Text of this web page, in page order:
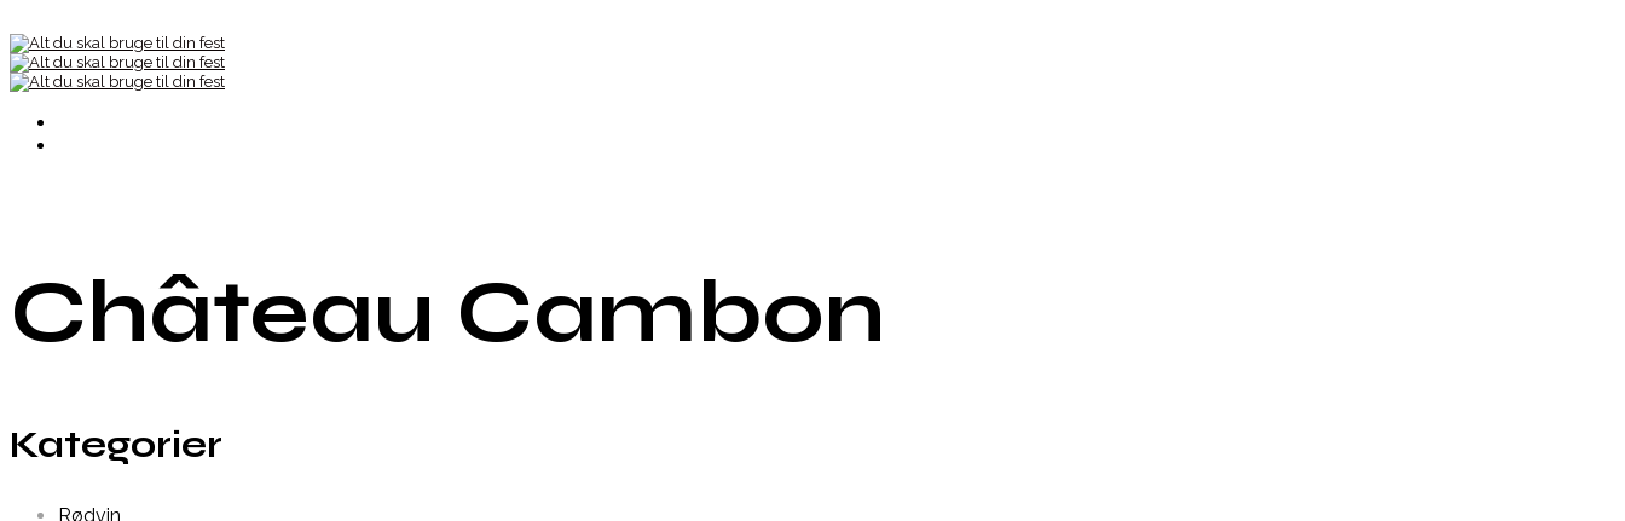
Château Cambon
Kategorier
Rødvin